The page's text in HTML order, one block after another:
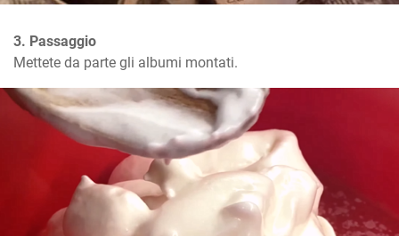
3. Passaggio
Mettete da parte gli albumi montati.